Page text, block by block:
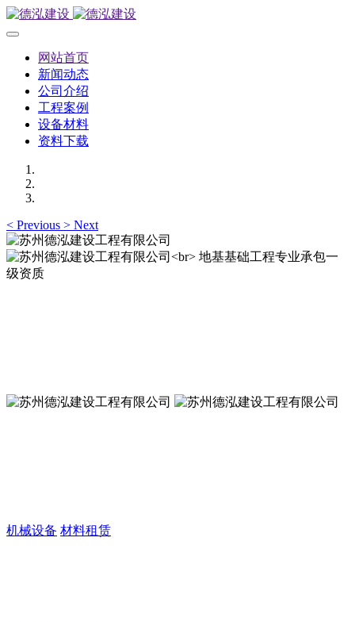
网站首页
新闻动态
公司介绍
工程案例
设备材料
资料下载
< Previous > Next
机械设备 材料租赁